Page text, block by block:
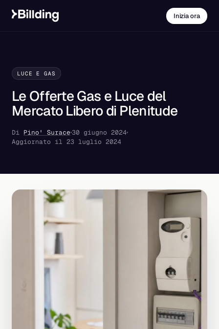
Inizia ora
LUCE E GAS
Le Offerte Gas e Luce del
Mercato Libero di Plenitude
Di Pino' Surace 30 giugno 2024
Aggiornato il 23 luglio 2024